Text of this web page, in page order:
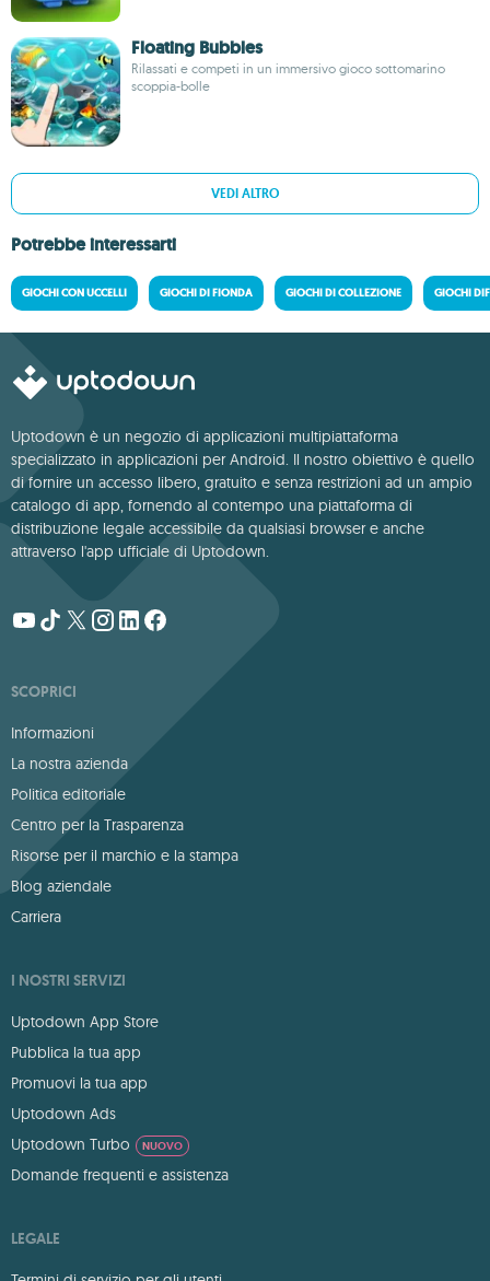
Floating Bubbles
Rilassati e competi in un immersivo gioco sottomarino
scoppia-bolle
VEDI ALTRO
Potrebbe interessarti
GIOCHI CON UCCELLI GIOCHI DI FIONDA GIOCHI DI COLLEZIONE GIOCHI
Uptodown è un negozio di applicazioni multipiattaforma
specializzato in applicazioni per Android. Il nostro obiettivo è quello
di fornire un accesso libero, gratuito e senza restrizioni ad un ampio
catalogo di app, fornendo al contempo una piattaforma di
distribuzione legale accessibile da qualsiasi browser e anche
attraverso l'app ufficiale di Uptodown.
SCOPRICI
Informazioni
La nostra azienda
Politica editoriale
Centro per la Trasparenza
Risorse per il marchio e la stampa
Blog aziendale
Carriera
I NOSTRI SERVIZI
Uptodown App Store
Pubblica la tua app
Promuovi la tua app
Uptodown Ads
Uptodown Turbo
NUOVO
Domande frequenti e assistenza
LEGALE